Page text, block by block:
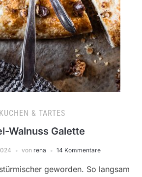
KUCHEN & TARTES
Walnuss Galette
von rena 14 Kommentare
geworden. So langsam